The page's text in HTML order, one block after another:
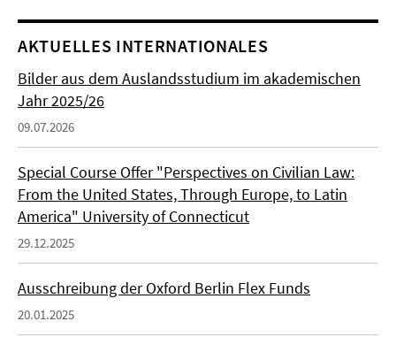
AKTUELLES INTERNATIONALES
Bilder aus dem Auslandsstudium im akademischen
Jahr 2025/26
09.07.2026
Special Course Offer "Perspectives on Civilian Law:
From the United States, Through Europe, to Latin
America" University of Connecticut
29.12.2025
Ausschreibung der Oxford Berlin Flex Funds
20.01.2025